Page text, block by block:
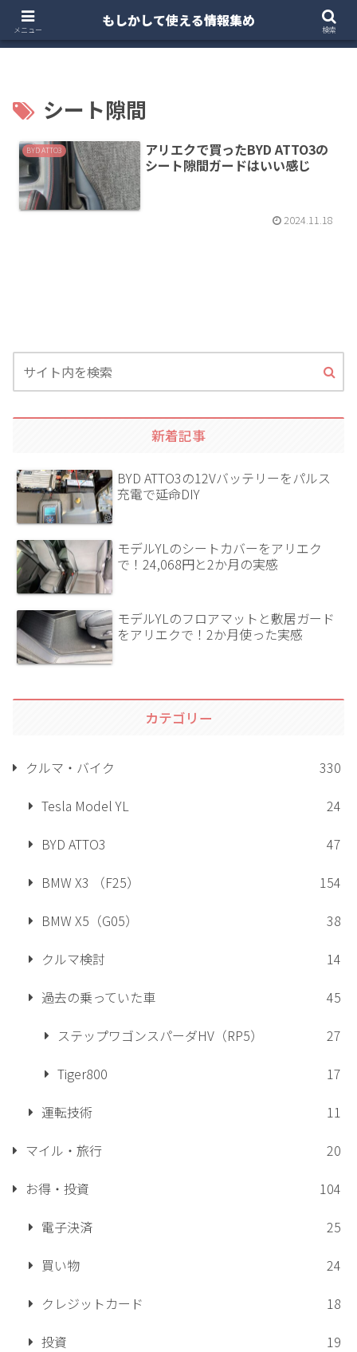
ホーム 注文住宅
シート隙間
BYD ATTO3
アリエクで買ったBYD ATTO3の
シート隙間ガードはいい感じ
2024.11.18
新着記事
BYD ATTO3の12Vバッテリーをパルス
充電で延命DIY
モデルYLのシートカバーをアリエク
で！24,068円と2か月の実感
モデルYLのフロアマットと敷居ガード
をアリエクで！2か月使った実感
カテゴリー
クルマ・バイク
330
Tesla Model YL
24
BYD ATTO3
47
BMW X3 （F25）
154
BMW X5（G05）
38
クルマ検討
14
過去の乗っていた車
45
ステップワゴンスパーダHV（RP5）
27
Tiger800
17
運転技術
11
マイル・旅行
20
お得・投資
104
電子決済
25
買い物
24
クレジットカード
18
投資
19
メニュー
もしかして使える情報集め
検索